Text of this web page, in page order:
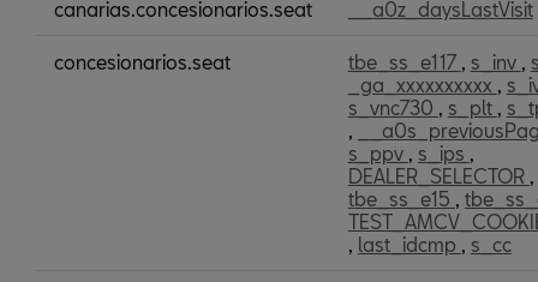
canarias.concesionarios.seat __a0z_daysLastVisit
concesionarios.seat tbe_ss_e117 , s_inv ,
_ga_xxxxxxxxxx ,
s_vnc730 , s_plt ,
,
s_ppv , s_ips ,
DEALER_SELECTOR ,
tbe_ss_e15 ,
, last_idcmp , s_cc